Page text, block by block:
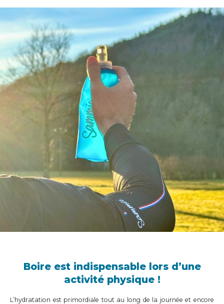
Boire est indispensable lors d’une
activité physique !
L’hydratation est primordiale tout au long de la journée et encore